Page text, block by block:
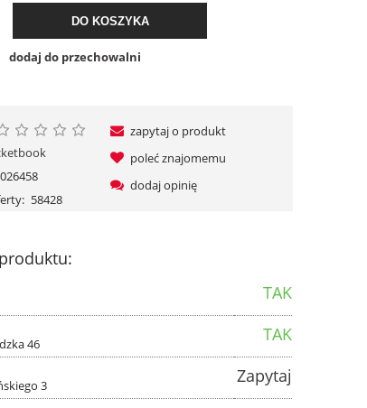
DO KOSZYKA
dodaj do przechowalni
026458
58428
zapytaj o produkt
poleć znajomemu
dodaj opinię
TAK
46
TAK
3
Zapytaj